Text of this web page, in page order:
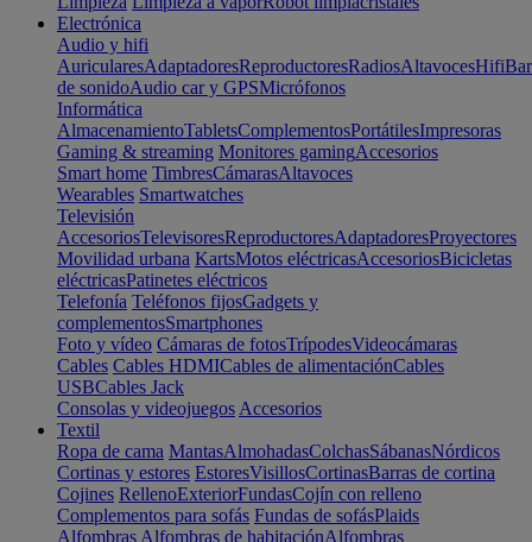
Electrónica
Audio y hifi
AuricularesAdaptadoresReproductoresRadiosAltavocesHifi
de sonidoAudio car y GPSMicrófonos
Informática
AlmacenamientoTabletsComplementosPortátilesImpresoras
Gaming & streaming Monitores gamingAccesorios
Smart home TimbresCámarasAltavoces
Wearables Smartwatches
Televisión
AccesoriosTelevisoresReproductoresAdaptadoresProyectores
Movilidad urbana KartsMotos eléctricasAccesoriosBicicletas
eléctricasPatinetes eléctricos
Telefonía Teléfonos fijosGadgets y
complementosSmartphones
Foto y vídeo Cámaras de fotosTrípodesVideocámaras
Cables Cables HDMICables de alimentaciónCables
USBCables Jack
Consolas y videojuegos Accesorios
Textil
Ropa de cama MantasAlmohadasColchasSábanasNórdicos
Cortinas y estores EstoresVisillosCortinasBarras de cortina
Cojines RellenoExteriorFundasCojín con relleno
Complementos para sofás Fundas de sofásPlaids
Alfombras Alfombras de habitaciónAlfombras